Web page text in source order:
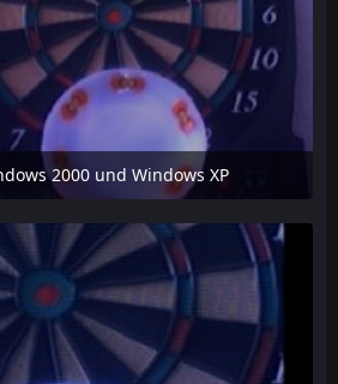
2000 und Windows XP
um 17:45